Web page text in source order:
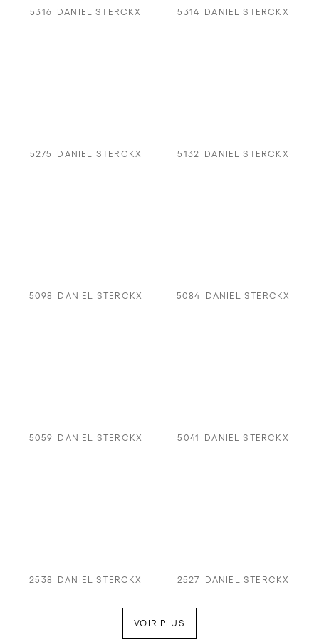
5316 DANIEL STERCKX 5314 DANIEL STERCKX
5275 DANIEL STERCKX 5132 DANIEL STERCKX
5098 DANIEL STERCKX 5084 DANIEL STERCKX
5059 DANIEL STERCKX 5041 DANIEL STERCKX
2538 DANIEL STERCKX 2527 DANIEL STERCKX
VOIR PLUS